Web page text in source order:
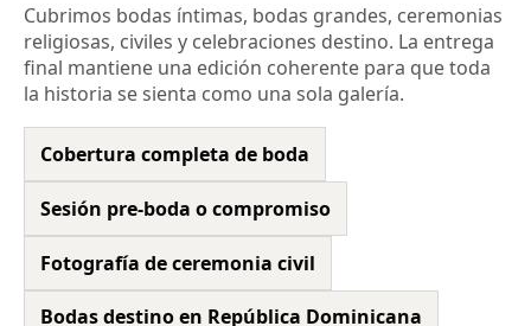
Cubrimos bodas íntimas, bodas grandes, ceremonias
religiosas, civiles y celebraciones destino. La entrega
final mantiene una edición coherente para que toda
la historia se sienta como una sola galería.
Cobertura completa de boda
Sesión pre-boda o compromiso
Fotografía de ceremonia civil
Bodas destino en República Dominicana